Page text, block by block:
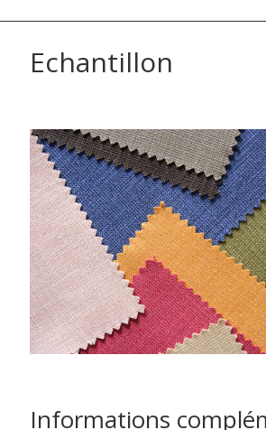
Echantillon
Informations